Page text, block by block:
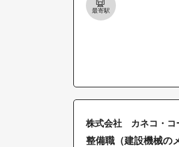
最寄駅
株式会社 カネコ・コ
整備職（建設機械の